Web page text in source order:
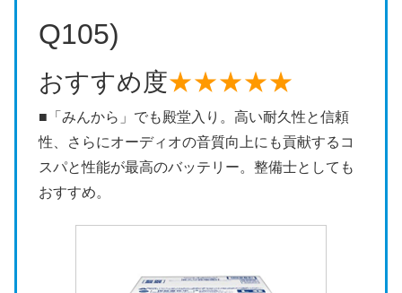
Q105)
おすすめ度★★★★★
■「みんから」でも殿堂入り。高い耐久性と信頼
性、さらにオーディオの音質向上にも貢献するコ
スパと性能が最高のバッテリー。整備士としても
おすすめ。